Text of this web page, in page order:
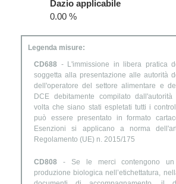
Dazio applicabile
0.00 %
Legenda misure:
CD688 - L'immissione in libera pratica
soggetta alla presentazione alle autorità
dell'operatore del settore alimentare e
DCE debitamente compilato
volta che siano stati espletati tutti i
può essere presentato in formato
Esenzioni si applicano a norma
Regolamento (UE) n. 2015/175
CD808 - Se le merci contengono un
produzione biologica nell’etichettatura,